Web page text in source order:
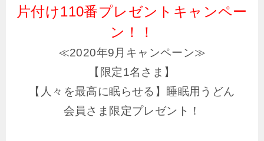
片付け110番プレゼントキャンペー
ン！！
≪2020年9月キャンペーン≫
【限定1名さま】
【人々を最高に眠らせる】睡眠用うどん
会員さま限定プレゼント！